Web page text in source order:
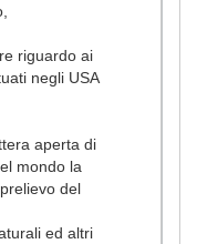
riguardo ai
negli USA
aperta di
mondo la
del
ed altri